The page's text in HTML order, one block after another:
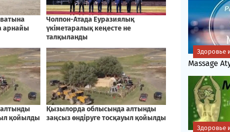
Massage
Здоровье
Здоровье